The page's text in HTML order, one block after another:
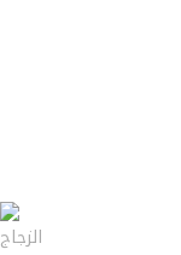
الزجاج